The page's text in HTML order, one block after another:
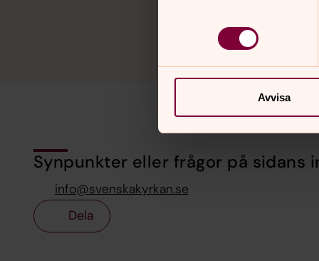
Avvisa
Synpunkter eller frågor på sidans
info@svenskakyrkan.se
Dela